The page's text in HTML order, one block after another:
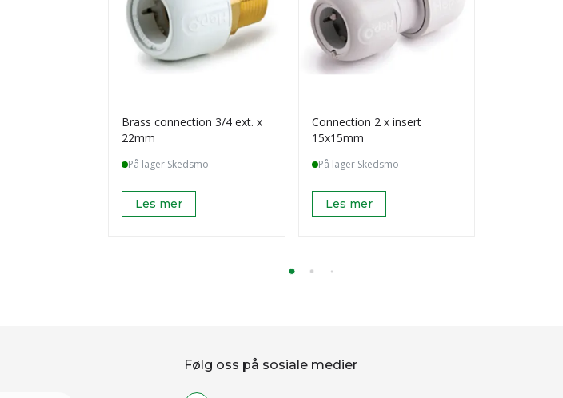
Brass connection 3/4 ext. x
22mm
På lager Skedsmo
Les mer
Connection 2 x insert
15x15mm
På lager Skedsmo
Les mer
Følg oss på sosiale medier